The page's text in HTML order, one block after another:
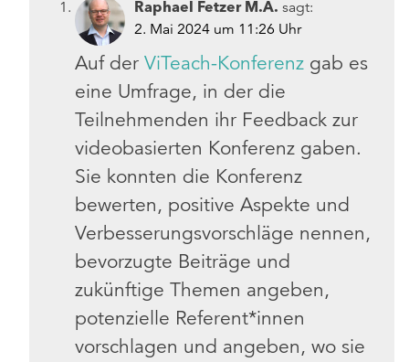
Raphael Fetzer M.A. sagt:
2. Mai 2024 um 11:26 Uhr
Auf der ViTeach-Konferenz gab es
eine Umfrage, in der die
Teilnehmenden ihr Feedback zur
videobasierten Konferenz gaben.
Sie konnten die Konferenz
bewerten, positive Aspekte und
Verbesserungsvorschläge nennen,
bevorzugte Beiträge und
zukünftige Themen angeben,
potenzielle Referent*innen
vorschlagen und angeben, wo sie